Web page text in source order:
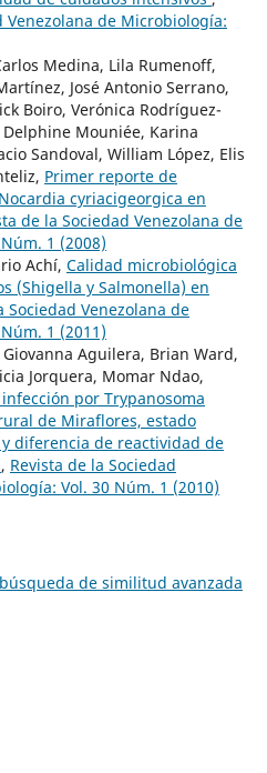
Venezolana de Microbiología:
Medina, Lila Rumenoff,
José Antonio Serrano,
Boiro, Verónica Rodríguez-
Mouniée, Karina
Sandoval, William López, Elis
Primer reporte de
cyriacigeorgica en
de la Sociedad Venezolana de
1 (2008)
Achí, Calidad microbiológica
(Shigella y Salmonella) en
Sociedad Venezolana de
1 (2011)
Aguilera, Brian Ward,
Jorquera, Momar Ndao,
por Trypanosoma
de Miraflores, estado
diferencia de reactividad de
, Revista de la Sociedad
Vol. 30 Núm. 1 (2010)
de similitud avanzada